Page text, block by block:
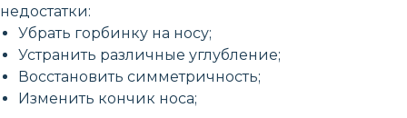
недостатки:
Убрать горбинку на носу;
Устранить различные углубление;
Восстановить симметричность;
Изменить кончик носа;